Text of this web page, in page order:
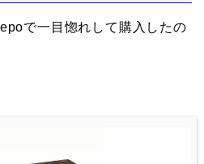
で一目惚れして購入したの